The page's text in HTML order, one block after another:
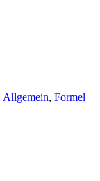
Allgemein, Formel